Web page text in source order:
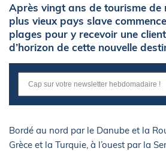
Après vingt ans de tourisme de
plus vieux pays slave
plages pour y recevoir une
d’horizon de cette nouvelle
Bordé au nord par le Danube et la
Grèce et la Turquie, à l’ouest par la